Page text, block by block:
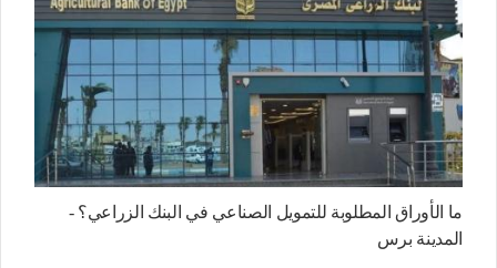
ما الأوراق المطلوبة للتمويل الصناعي في البنك الزراعي؟ -
المدينة برس